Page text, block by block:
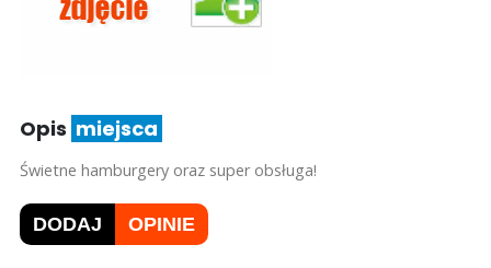
Opis miejsca
Świetne hamburgery oraz super obsługa!
DODAJ OPINIE